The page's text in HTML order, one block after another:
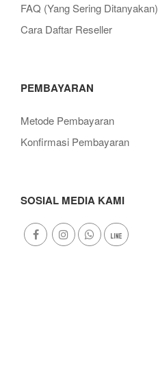
FAQ (Yang Sering Ditanyakan)
Cara Daftar Reseller
PEMBAYARAN
Metode Pembayaran
Konfirmasi Pembayaran
SOSIAL MEDIA KAMI